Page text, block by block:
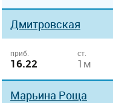
Дмитровская
приб.
16.22
ст.
1м
Марьина Роща